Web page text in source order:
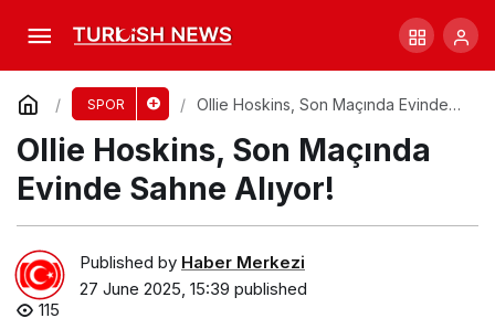
SPOR
Ollie Hoskins, Son Maçında Evinde
Ollie Hoskins, Son Maçında
Evinde Sahne Alıyor!
Published by Haber Merkezi
27 June 2025, 15:39 published
115
Flanagan Aile Bağlantısı İddialarına Yanıt
Verdi!Comment